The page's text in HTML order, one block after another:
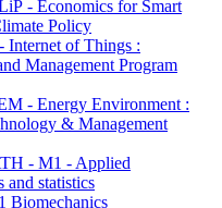
- Economics for Smart
Policy
Internet of Things :
Management Program
- Energy Environment :
& Management
- M1 - Applied
and statistics
Biomechanics